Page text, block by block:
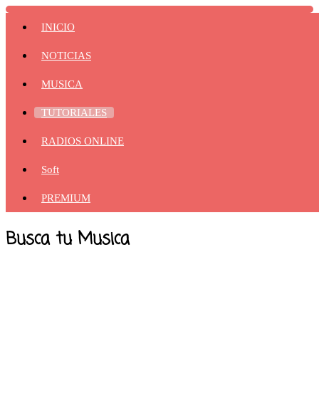
INICIO
NOTICIAS
MUSICA
TUTORIALES
RADIOS ONLINE
Soft
PREMIUM
Busca tu Musica